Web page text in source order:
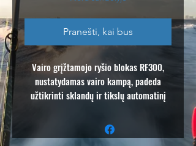
Pranešti, kai bus
Vairo grįžtamojo ryšio blokas RF300,
nustatydamas vairo kampą, padeda
užtikrinti sklandų ir tikslų automatinį
autopiloto sistemos dalis valtyse su
vidiniais varikliais.